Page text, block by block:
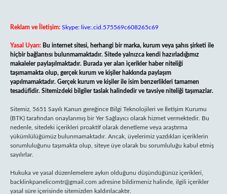
Reklam ve İletişim: Skype: live:.cid.575569c608265c69
Yasal Uyarı: Bu internet sitesi, herhangi bir marka, kurum veya şahıs şirketi ile
hiçbir bağlantısı bulunmamaktadır. Sitede yalnızca kendi hazırladığımız
makaleler paylaşılmaktadır. Burada yer alan içerikler haber niteliği
taşımamakta olup, gerçek kurum ve kişiler hakkında paylaşım
yapılmamaktadır. Gerçek kurum ve kişiler ile isim benzerlikleri tamamen
tesadüfidir. Sitemizdeki bilgiler taslak halindedir ve tavsiye niteliği taşımazlar.
Sitemiz, 5651 Sayılı Kanun gereğince Bilgi Teknolojileri ve İletişim Kurumu
(BTK) tarafından onaylanmış bir Yer Sağlayıcı olarak hizmet vermektedir. Bu
nedenle, sitedeki içerikleri proaktif olarak denetleme veya araştırma
yükümlülüğümüz bulunmamaktadır. Ancak, üyelerimiz yazdıkları içeriklerin
sorumluluğunu taşımakta olup, siteye üye olarak bu sorumluluğu kabul etmiş
sayılırlar.
Hukuka ve yasal düzenlemelere aykırı olduğunu düşündüğünüz içerikleri,
backlinkpanelicomtr@gmail.com adresine bildirmeniz halinde, ilgili içerikler
yasal süre içerisinde sitemizden kaldırılacaktır.